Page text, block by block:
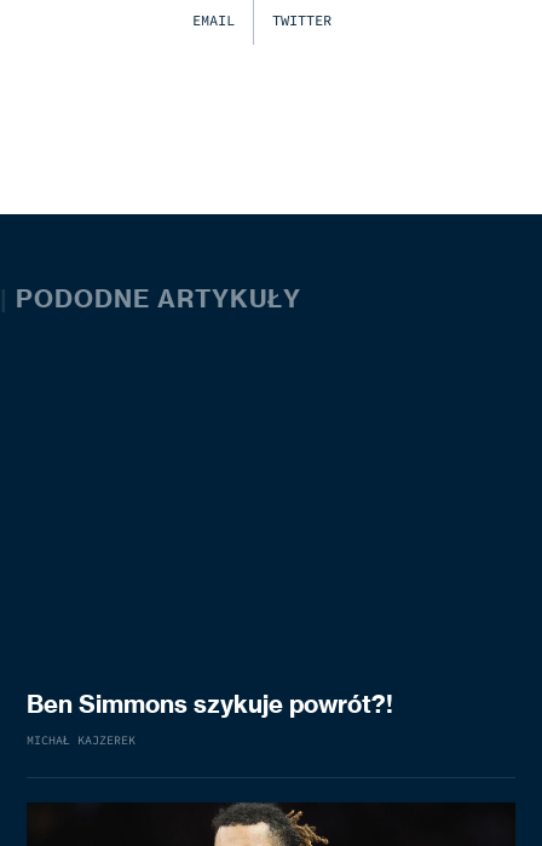
EMAIL TWITTER
| PODODNE ARTYKUŁY
Ben Simmons szykuje powrót?!
MICHAŁ KAJZEREK